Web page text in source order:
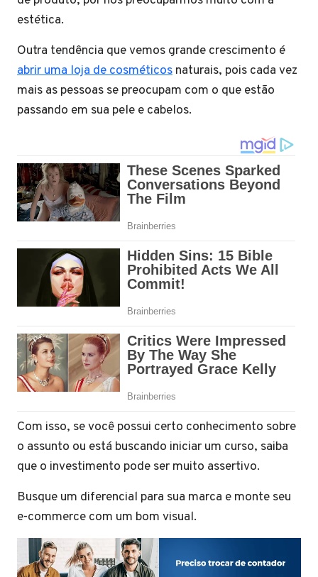
estética.
Outra tendência que vemos grande crescimento é
abrir uma loja de cosméticos naturais, pois cada vez
mais as pessoas se preocupam com o que estão
passando em sua pele e cabelos.
Com isso, se você possui certo conhecimento sobre
o assunto ou está buscando iniciar um curso, saiba
que o investimento pode ser muito assertivo.
Busque um diferencial para sua marca e monte seu
e-commerce com um bom visual.